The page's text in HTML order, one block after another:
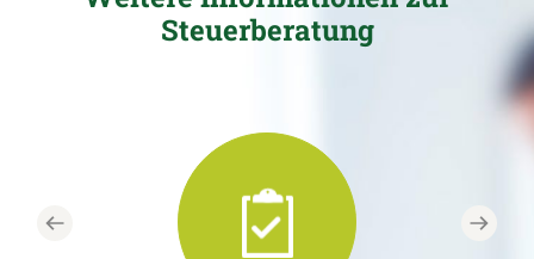
Steuerberatung
Previous Next